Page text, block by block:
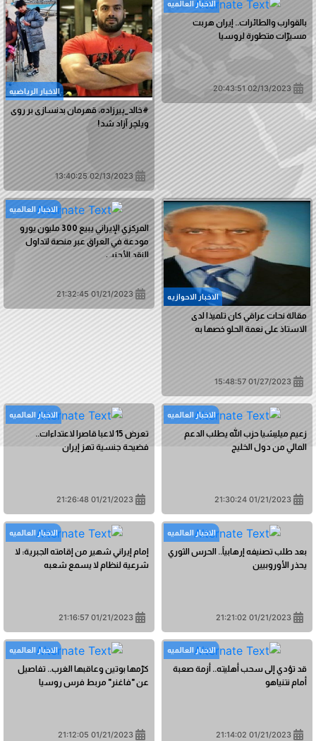
الاخبار العالمیه
بالقوارب والطائرات.. إيران هربت
مسيرّات متطورة لروسيا
02/13/2023 20:43:51 الاخبار الریاضیه
#خالد_پیرزاده، قهرمان بدنسازی بر روی
ویلچر آزاد شد!
02/13/2023 13:40:25
الاخبار الاحوازیه
مقالة نحات عراقي كان تلميذا لدى
الاستاذ على نعمة الحلو خصها به
01/27/2023 15:48:57
الاخبار العالمیه
المركزي الإيراني يبيع 300 مليون يورو
مودعة في العراق عبر منصة لتداول
النقد الأجنبي
01/21/2023 21:32:45
الاخبار العالمیه
زعيم ميليشيا حزب الله يطلب الدعم
المالي من دول الخليج
01/21/2023 21:30:24
الاخبار العالمیه
تعرض 15 لاعبا قاصرا لاعتداءات..
فضيحة جنسية تهز إيران
01/21/2023 21:26:48
الاخبار العالمیه
بعد طلب تصنيفه إرهابياً.. الحرس الثوري
يحذر الأوروبيين
01/21/2023 21:21:02
الاخبار العالمیه
إمام إيراني شهير من إقامته الجبرية: لا
شرعية لنظام لا يسمع شعبه
01/21/2023 21:16:57
الاخبار العالمیه
قد تؤدي إلى سحب أهليته.. أزمة صعبة
أمام نتنياهو
01/21/2023 21:14:02
الاخبار العالمیه
كرّمها بوتين وعاقبها الغرب.. تفاصيل
عن "فاغنر" مربط فرس روسيا
01/21/2023 21:12:05